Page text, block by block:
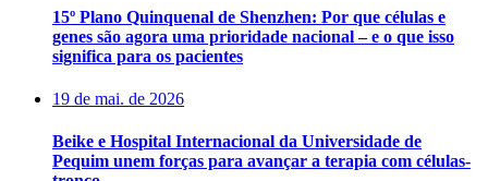
15º Plano Quinquenal de Shenzhen: Por que células e
genes são agora uma prioridade nacional – e o que isso
significa para os pacientes
19 de mai. de 2026
Beike e Hospital Internacional da Universidade de
Pequim unem forças para avançar a terapia com células-